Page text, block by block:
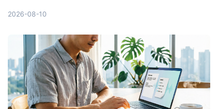
2026-08-10